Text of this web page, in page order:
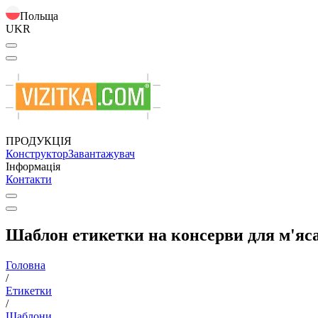
Польща
UKR
ПРОДУКЦІЯ
КонструкторЗавантажувач
Інформація
Контакти
Шаблон етикетки на консерви для
Головна
/
Етикетки
/